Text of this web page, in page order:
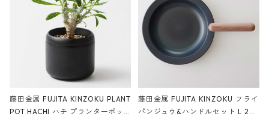
藤田金属 FUJITA KINZOKU PLANT
POT HACHI ハチ プランターポッ
藤田金属 FUJITA KINZOKU フライ
パンジュウ&ハンドルセット L 24c